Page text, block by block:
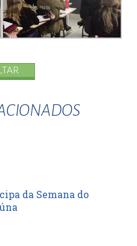
da Semana do